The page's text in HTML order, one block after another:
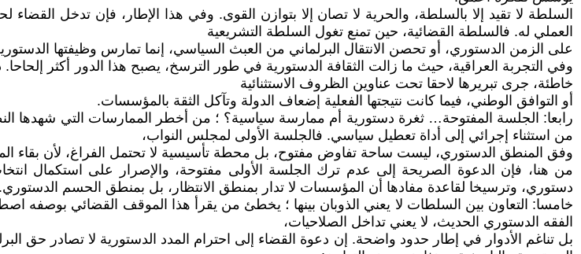
السلطة لا تقيد إلا بالسلطة، والحرية لا تصان إلا بتوازن القوى. وفي هذا الإطار، فإن تدخل
العملي له. فالسلطة القضائية، حين تمنع تغول السلطة التشريعية
على الزمن الدستوري، أو تحصن الانتقال البرلماني من العبث السياسي، إنما تمارس وظيفتها
وفي التجربة العراقية، حيث ما زالت الثقافة الدستورية في طور الترسخ، يصبح هذا الدور أكثر
خاطئة، جرى تبريرها لاحقا تحت عناوين الظروف الاستثنائية
أو التوافق الوطني، فيما كانت نتيجتها الفعلية إضعاف الدولة وتآكل الثقة بالمؤسسات.
رابعا: الجلسة المفتوحة… ثغرة دستورية أم ممارسة سياسية؟ ؛ من أخطر الممارسات التي شهدها
من استثناء إجرائي إلى أداة تعطيل سياسي. فالجلسة الأولى لمجلس النواب،
وفق المنطق الدستوري، ليست ساحة تفاوض مفتوح، بل محطة تأسيسية لا تحتمل الفراغ، لأن بقاء
من هنا، فإن الدعوة الصريحة إلى عدم ترك الجلسة الأولى مفتوحة، والإصرار على استكمال
دستوري، وترسيخا لقاعدة مفادها أن المؤسسات لا تدار بمنطق الانتظار، بل بمنطق الحسم الدستوري.
خامسا: التعاون بين السلطات لا يعني الذوبان بينها ؛ يخطئ من يقرأ هذا الموقف القضائي بوصفه
الفقه الدستوري الحديث، لا يعني تداخل الصلاحيات،
بل تناغم الأدوار في إطار حدود واضحة. إن دعوة القضاء إلى احترام المدد الدستورية لا تصادر حق